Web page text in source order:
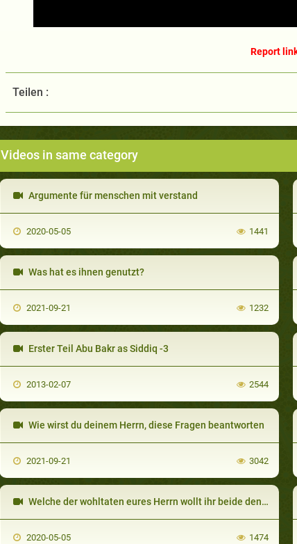
Report
Teilen :
Videos in same category
Argumente für menschen mit verstand
2020-05-05 1441
Was hat es ihnen genutzt?
2021-09-21 1232
Erster Teil Abu Bakr as Siddiq -3
2013-02-07 2544
Wie wirst du deinem Herrn, diese Fragen beantworten
2021-09-21 3042
Welche der wohltaten eures Herrn wollt ihr beide denn leugnen?
2020-05-05 1474